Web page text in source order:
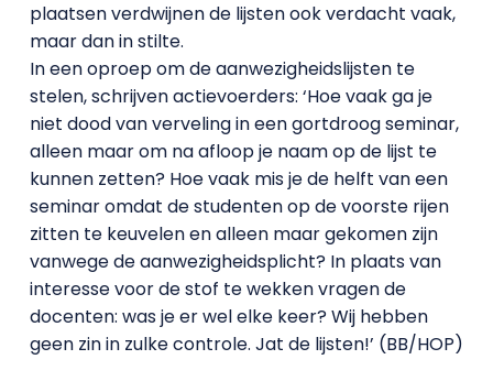
plaatsen verdwijnen de lijsten ook verdacht vaak,
maar dan in stilte.
In een oproep om de aanwezigheidslijsten te
stelen, schrijven actievoerders: ‘Hoe vaak ga je
niet dood van verveling in een gortdroog seminar,
alleen maar om na afloop je naam op de lijst te
kunnen zetten? Hoe vaak mis je de helft van een
seminar omdat de studenten op de voorste rijen
zitten te keuvelen en alleen maar gekomen zijn
vanwege de aanwezigheidsplicht? In plaats van
interesse voor de stof te wekken vragen de
docenten: was je er wel elke keer? Wij hebben
geen zin in zulke controle. Jat de lijsten!’ (BB/HOP)